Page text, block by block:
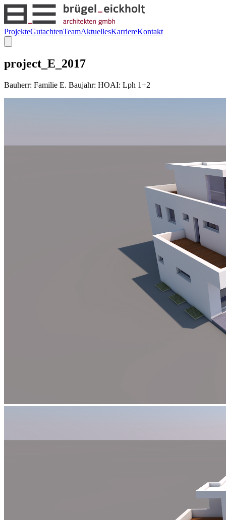
ProjekteGutachtenTeamAktuellesKarriereKontakt
project_E_2017
Bauherr: Familie E. Baujahr: HOAI: Lph 1+2